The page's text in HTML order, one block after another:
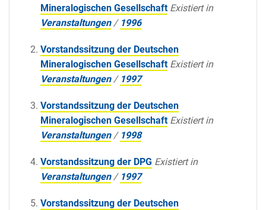
Mineralogischen Gesellschaft Existiert in
Veranstaltungen / 1996
Vorstandssitzung der Deutschen
Mineralogischen Gesellschaft Existiert in
Veranstaltungen / 1997
Vorstandssitzung der Deutschen
Mineralogischen Gesellschaft Existiert in
Veranstaltungen / 1998
Vorstandssitzung der DPG Existiert in
Veranstaltungen / 1997
Vorstandssitzung der Deutschen